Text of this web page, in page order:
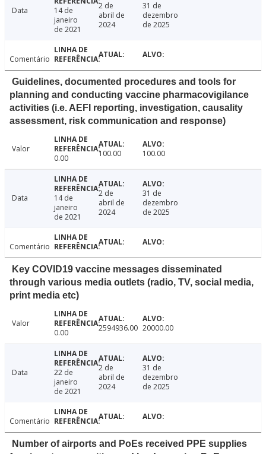
Data
14 de
janeiro
de 2021
2 de
abril de
2024
31 de
dezembro
de 2025
Comentário
Guidelines, documented procedures and tools for
planning and conducting vaccine pharmacovigilance
activities (i.e. AEFI reporting, investigation, causality
assessment, risk communication and response)
Valor
0.00
100.00 100.00
Data
14 de
janeiro
de 2021
2 de
abril de
2024
31 de
dezembro
de 2025
Comentário
Key COVID19 vaccine messages disseminated
through various media outlets (radio, TV, social media,
print media etc)
Valor
0.00
2594936.00 20000.00
Data
22 de
janeiro
de 2021
2 de
abril de
2024
31 de
dezembro
de 2025
Comentário
Number of airports and PoEs received PPE supplies